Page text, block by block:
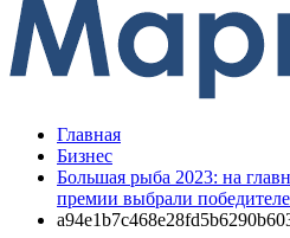
Главная
Бизнес
Большая рыба 2023: на
премии выбрали